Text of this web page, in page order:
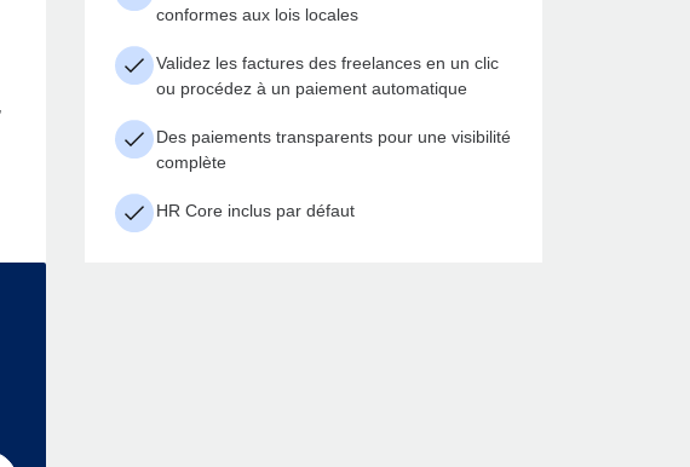
conformes aux lois locales
Validez les factures des freelances en un clic
ou procédez à un paiement automatique
Des paiements transparents pour une visibilité
complète
HR Core inclus par défaut